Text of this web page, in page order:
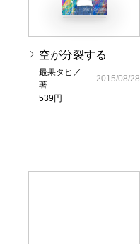
空が分裂する
最果タヒ／
著
539円
2015/08/28